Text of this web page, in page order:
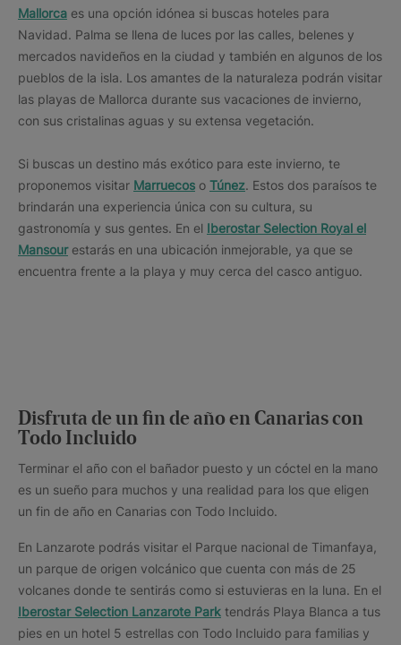
Mallorca es una opción idónea si buscas hoteles para
Navidad. Palma se llena de luces por las calles, belenes y
mercados navideños en la ciudad y también en algunos de los
pueblos de la isla. Los amantes de la naturaleza podrán visitar
las playas de Mallorca durante sus vacaciones de invierno,
con sus cristalinas aguas y su extensa vegetación.
Si buscas un destino más exótico para este invierno, te
proponemos visitar Marruecos o Túnez. Estos dos paraísos te
brindarán una experiencia única con su cultura, su
gastronomía y sus gentes. En el Iberostar Selection Royal el
Mansourestarás en una ubicación inmejorable, ya que se
encuentra frente a la playa y muy cerca del casco antiguo.
Disfruta de un fin de año en Canarias con
Todo Incluido
Terminar el año con el bañador puesto y un cóctel en la mano
es un sueño para muchos y una realidad para los que eligen
un fin de año en Canarias con Todo Incluido.
En Lanzarote podrás visitar el Parque nacional de Timanfaya,
un parque de origen volcánico que cuenta con más de 25
volcanes donde te sentirás como si estuvieras en la luna. En el
Iberostar Selection Lanzarote Park tendrás Playa Blanca a tus
pies en un hotel 5 estrellas con Todo Incluido para familias y